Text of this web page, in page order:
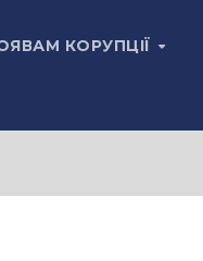
КОРУПЦІЇ